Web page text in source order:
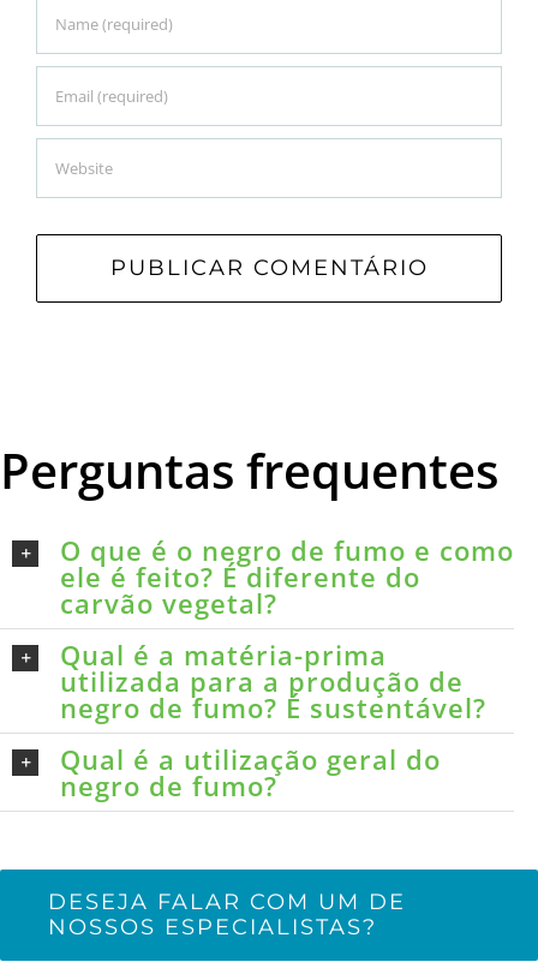
Perguntas frequentes
O que é o negro de fumo e como
ele é feito? É diferente do
carvão vegetal?
Qual é a matéria-prima
utilizada para a produção de
negro de fumo? É sustentável?
Qual é a utilização geral do
negro de fumo?
DESEJA FALAR COM UM DE
NOSSOS ESPECIALISTAS?